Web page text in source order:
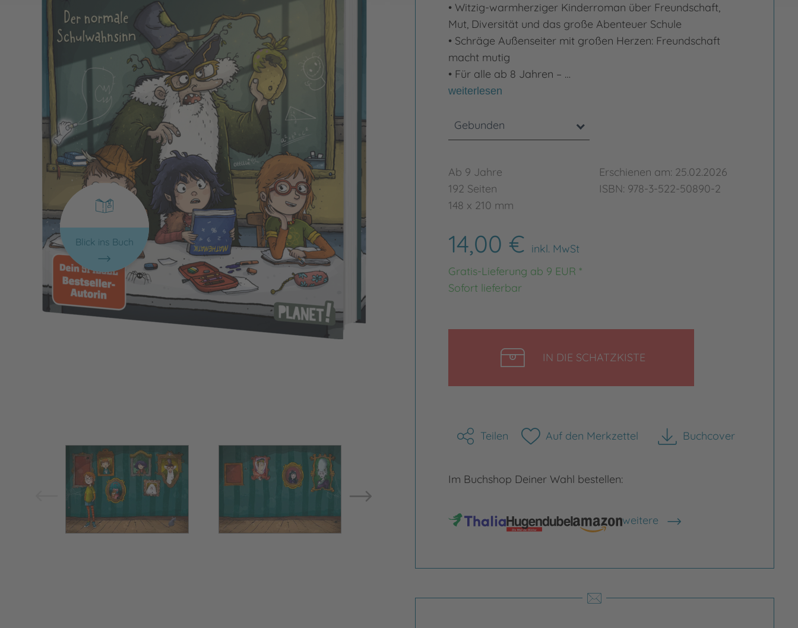
Blick ins Buch
Bild vergrößern
• Witzig-warmherziger Kinderroman über Freundschaft,
Mut, Diversität und das große Abenteuer Schule
• Schräge Außenseiter mit großen Herzen: Freundschaft
macht mutig
• Für alle ab 8 Jahren – …
weiterlesen
Gebunden
Ab 9 Jahre
192 Seiten
148 x 210 mm
Erschienen am: 25.02.2026
ISBN: 978-3-522-50890-2
14,00 € inkl. MwSt
Gratis-Lieferung ab 9 EUR *
Sofort lieferbar
IN DIE SCHATZKISTE
Teilen Auf den Merkzettel Buchcover
herunterladen
Im Buchshop Deiner Wahl bestellen:
weitere
Shops anzeigen